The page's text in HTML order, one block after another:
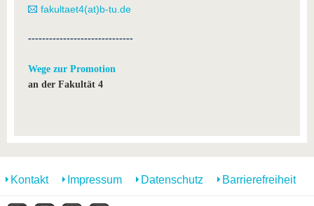
fakultaet4(at)b-tu.de
------------------------------
Wege zur Promotion
an der Fakultät 4
Kontakt Impressum Datenschutz Barrierefreiheit